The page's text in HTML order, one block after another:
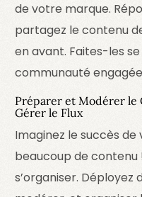
de votre marque.
partagez le contenu
en avant. Faites-les
communauté
Préparer et Modérer le
Gérer le Flux
Imaginez le succès
beaucoup de contenu
s’organiser.